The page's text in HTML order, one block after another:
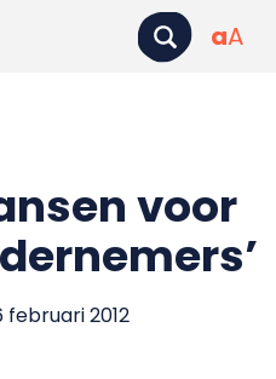
aA
voor
februari 2012